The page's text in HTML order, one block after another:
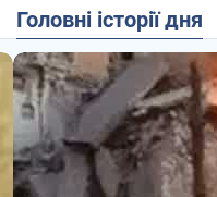
Головні історії дня